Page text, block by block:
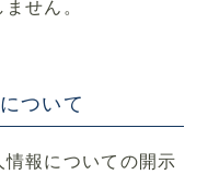
せん。
ついて
報についての開示